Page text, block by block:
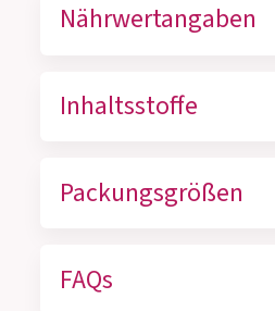
Nährwertangaben
Inhaltsstoffe
Packungsgrößen
FAQs